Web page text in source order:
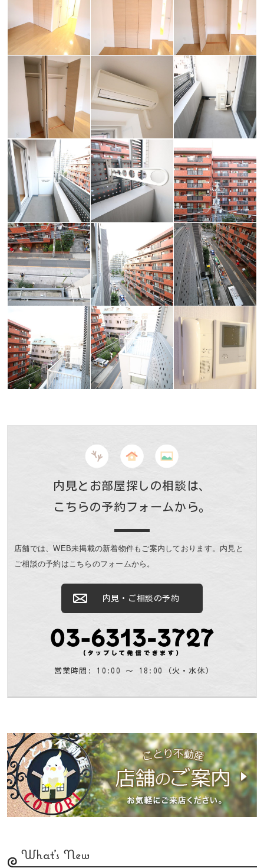
内見とお部屋探しの相談は、
こちらの予約フォームから。
店舗では、WEB未掲載の新着物件もご案内しております。 内見と
ご相談の予約はこちらのフォームから。
内見・ご相談の予約
営業時間: 10:00 〜 18:00 (火・水休)
What's New